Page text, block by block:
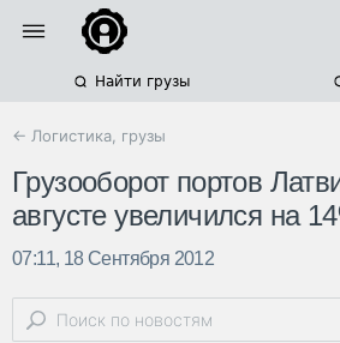
Найти грузы
← Логистика, грузы
Грузооборот портов
августе увеличился на
07:11, 18 Сентября 2012